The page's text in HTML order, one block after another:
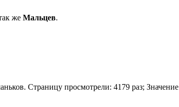
же Мальцев.
Страницу просмотрели: 4179 раз; Значение